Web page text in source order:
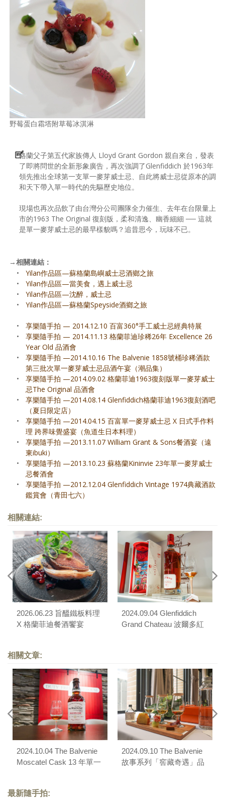
野莓蛋白霜塔附草莓冰淇淋
格蘭父子第五代家族傳人 Lloyd Grant Gordon 親自來台，發表
了即將問世的全新形象廣告，再次強調了Glenfiddich 於1963年
領先推出全球第一支單一麥芽威士忌、自此將威士忌從原本的調
和天下帶入單一時代的先驅歷史地位。
現場也再次品飲了由台灣分公司團隊全力催生、去年在台限量上
市的1963 The Original 復刻版，柔和清逸、幽香細細 ── 這就
是單一麥芽威士忌的最早樣貌嗎？追昔思今，玩味不已。
→相關連結：
•
Yilan作品區—蘇格蘭島嶼威士忌酒鄉之旅
•
Yilan作品區—當美食，遇上威士忌
•
Yilan作品區—沈醉，威士忌
•
Yilan作品區—蘇格蘭Speyside酒鄉之旅
•
享樂隨手拍 — 2014.12.10 百富360°手工威士忌經典特展
•
享樂隨手拍 — 2014.11.13 格蘭菲迪珍稀26年 Excellence 26
Year Old 品酒會
•
享樂隨手拍 —2014.10.16 The Balvenie 1858號桶珍稀酒款
第三批次單一麥芽威士忌品酒午宴（潮品集）
•
享樂隨手拍 —2014.09.02 格蘭菲迪1963復刻版單一麥芽威士
忌The Original 品酒會
•
享樂隨手拍 —2014.08.14 Glenfiddich格蘭菲迪1963復刻酒吧
（夏日限定店）
•
享樂隨手拍 —2014.04.15 百富單一麥芽威士忌 X 日式手作料
理 跨界味覺盛宴（魚道生日本料理）
•
享樂隨手拍 —2013.11.07 William Grant & Sons餐酒宴（遠
東ibuki）
•
享樂隨手拍 —2013.10.23 蘇格蘭Kininvie 23年單一麥芽威士
忌餐酒會
•
享樂隨手拍 —2012.12.04 Glenfiddich Vintage 1974典藏酒款
鑑賞會（青田七六）
相關連結:
2026.06.23 旨醞鐵板料理
X 格蘭菲迪餐酒饗宴
2024.09.04 Glenfiddich
Grand Chateau 波爾多紅
相關文章:
2024.10.04 The Balvenie
Moscatel Cask 13 年單一
2024.09.10 The Balvenie
故事系列「窖藏奇遇」品
最新隨手拍: